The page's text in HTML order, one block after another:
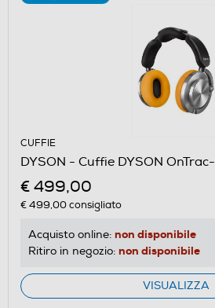
CUFFIE
DYSON - Cuffie DYSON
€ 499,00
€ 499,00consigliato
Acquisto online: non disponibile
Ritiro in negozio: non disponibile
VISUALIZZA